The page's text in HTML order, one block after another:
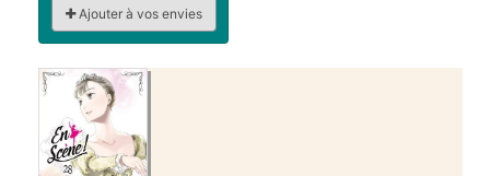
Ajouter à vos envies